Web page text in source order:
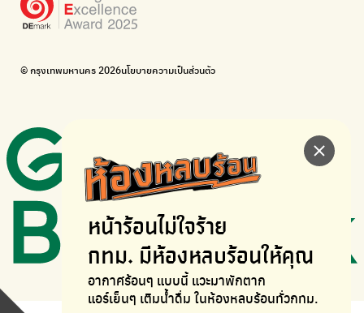
หน้าร้อนไม่ใจร้าย
กทม. มีห้องหลบร้อนให้คุณ
อากาศร้อนๆ แบบนี้ แวะมาพักตาก
แอร์เย็นๆ เติมน้ำดื่ม ในห้องหลบร้อนทั่วกทม.
ภาคีจักรยานเมือง กรุงเทพฯ
© กรุงเทพมหานคร 2026นโยบายความเป็นส่วนตัว